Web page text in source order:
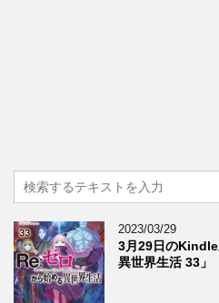
2023/03/29
3月29日のKindle
異世界生活 33